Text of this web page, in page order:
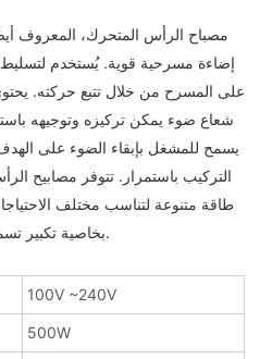
مصباح الرأس المتحرك، المعروف
إضاءة مسرحية قوية. يُستخدم
على المسرح من خلال تتبع حركته.
شعاع ضوء يمكن تركيزه وتوجيهه
يسمح للمشغل بإبقاء الضوء على
التركيب باستمرار. تتوفر مصابيح
طاقة متنوعة لتناسب مختلف
بخاصية تكبير تسمح للمشغل بتغيير حجم الشعاع.
100V ~240V
500W